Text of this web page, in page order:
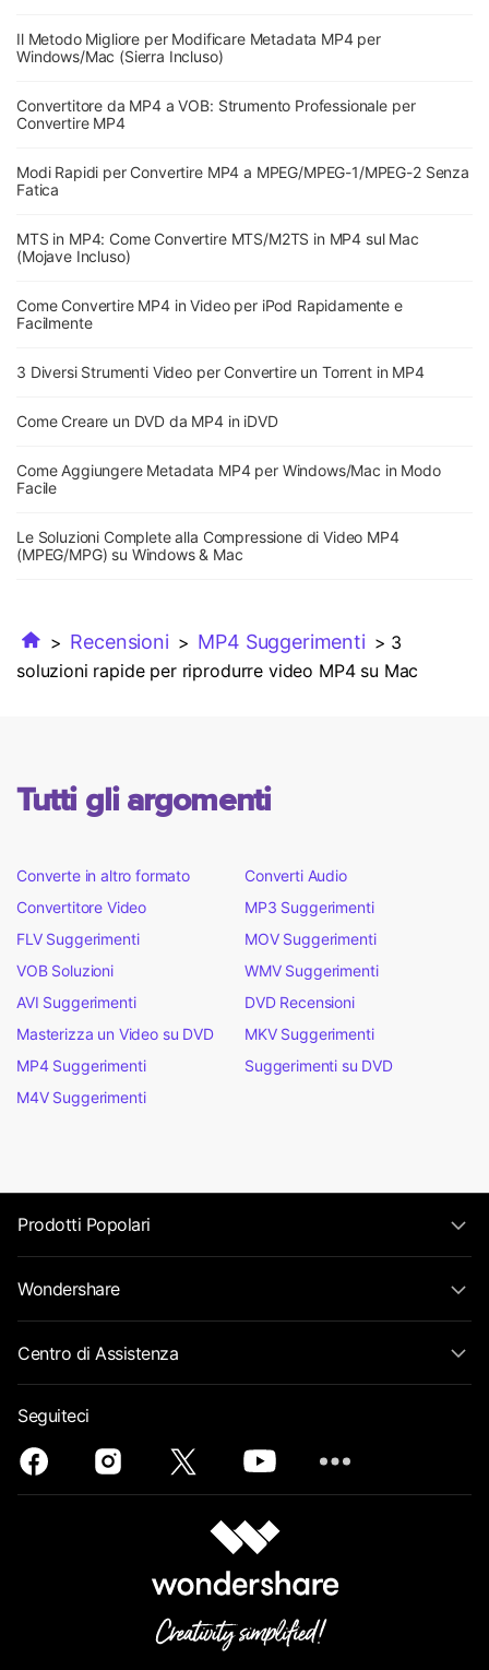
Il Metodo Migliore per Modificare Metadata MP4 per
Windows/Mac (Sierra Incluso)
Convertitore da MP4 a VOB: Strumento Professionale per
Convertire MP4
Modi Rapidi per Convertire MP4 a MPEG/MPEG-1/MPEG-2 Senza
Fatica
MTS in MP4: Come Convertire MTS/M2TS in MP4 sul Mac
(Mojave Incluso)
Come Convertire MP4 in Video per iPod Rapidamente e
Facilmente
3 Diversi Strumenti Video per Convertire un Torrent in MP4
Come Creare un DVD da MP4 in iDVD
Come Aggiungere Metadata MP4 per Windows/Mac in Modo
Facile
Le Soluzioni Complete alla Compressione di Video MP4
(MPEG/MPG) su Windows & Mac
> Recensioni > MP4 Suggerimenti > 3
soluzioni rapide per riprodurre video MP4 su Mac
Tutti gli argomenti
Converte in altro formato
Converti Audio
Convertitore Video
MP3 Suggerimenti
FLV Suggerimenti
MOV Suggerimenti
VOB Soluzioni
WMV Suggerimenti
AVI Suggerimenti
DVD Recensioni
Masterizza un Video su DVD
MKV Suggerimenti
MP4 Suggerimenti
Suggerimenti su DVD
M4V Suggerimenti
Prodotti Popolari
Wondershare
Centro di Assistenza
Seguiteci